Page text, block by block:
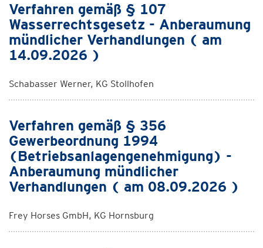
Verfahren gemäß § 107
Wasserrechtsgesetz - Anberaumung
mündlicher Verhandlungen ( am
14.09.2026 )
Schabasser Werner, KG Stollhofen
Verfahren gemäß § 356
Gewerbeordnung 1994
(Betriebsanlagengenehmigung) -
Anberaumung mündlicher
Verhandlungen ( am 08.09.2026 )
Frey Horses GmbH, KG Hornsburg